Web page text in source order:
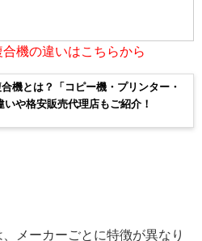
機の違いはこちらから
合機とは？「コピー機・プリンター・
いや格安販売代理店もご紹介！
メーカーごとに特徴が異なり